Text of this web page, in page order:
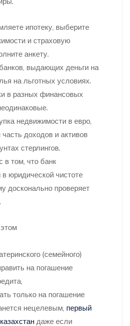
ипотеку, выберите
и страховую
анкету.
выдающих деньги на
на льготных условиях.
в разных финансовых
недвижимости в евро,
доходов и активов
стерлингов.
том, что банк
в юридической чистоте
досконально проверяет
(семейного)
на погашение
только на погашение
нецелевым, первый
даже если